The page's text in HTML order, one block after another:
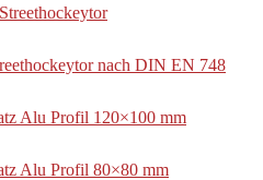
nach DIN EN 748
Alu Profil 120×100 mm
Alu Profil 80×80 mm